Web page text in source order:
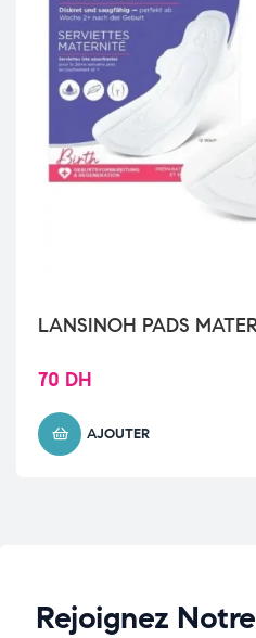
LANSINOH PADS
70 DH
AJOUTER
Rejoignez